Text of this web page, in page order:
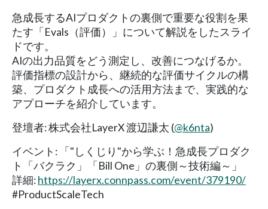
急成長するAIプロダクトの裏側で重要な役割を果
たす「Evals（評価）」について解説をしたスライ
ドです。
AIの出力品質をどう測定し、改善につなげるか。
評価指標の設計から、継続的な評価サイクルの構
築、プロダクト成長への活用方法まで、実践的な
アプローチを紹介しています。
登壇者: 株式会社LayerX 渡辺謙太 (@k6nta)
イベント: 「"しくじり"から学ぶ！急成長プロダク
ト「バクラク」「Bill One」の裏側～技術編～」
詳細:https://layerx.connpass.com/event/379190/
#ProductScaleTech